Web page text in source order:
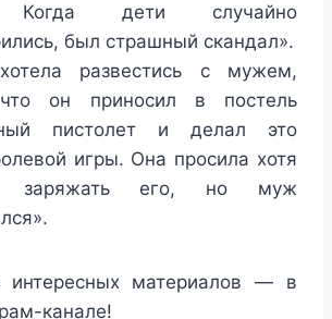
Когда дети случайно
был страшный скандал».
развестись с мужем,
он приносил в постель
пистолет и делал это
игры. Она просила хотя
его, но муж
материалов — в
канале!